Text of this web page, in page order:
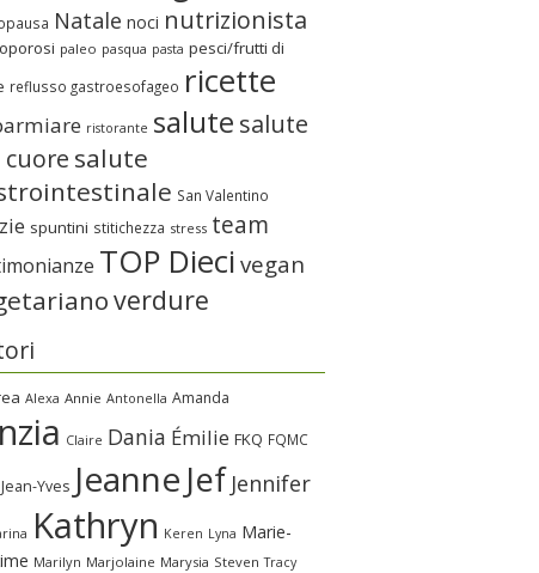
Natale noci nutrizionista
paleo pasqua pasta pesci/frutti di
reflusso gastroesofageo ricette
ristorante salute salute
cuore salute
San Valentino
spuntini stitichezza stress team
TOP Dieci vegan
verdure
Alexa Annie Antonella Amanda
Claire Dania Émilie FKQ FQMC
Jean-Yves Jeanne Jef Jennifer
Kathryn Keren Lyna Marie-
Marilyn Marjolaine Marysia Steven Tracy